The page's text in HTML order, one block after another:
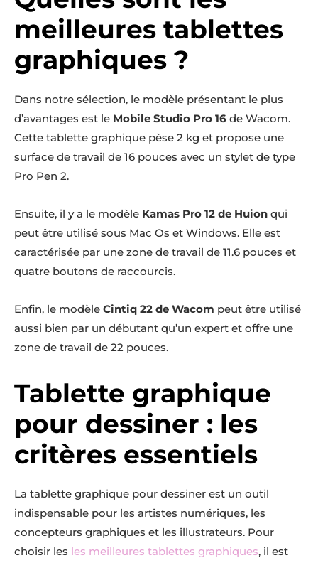
meilleures tablettes
graphiques ?
Dans notre sélection, le modèle présentant le plus
d’avantages est le Mobile Studio Pro 16 de Wacom.
Cette tablette graphique pèse 2 kg et propose une
surface de travail de 16 pouces avec un stylet de type
Pro Pen 2.
Ensuite, il y a le modèle Kamas Pro 12 de Huion qui
peut être utilisé sous Mac Os et Windows. Elle est
caractérisée par une zone de travail de 11.6 pouces et
quatre boutons de raccourcis.
Enfin, le modèle Cintiq 22 de Wacom peut être utilisé
aussi bien par un débutant qu’un expert et offre une
zone de travail de 22 pouces.
Tablette graphique
pour dessiner : les
critères essentiels
La tablette graphique pour dessiner est un outil
indispensable pour les artistes numériques, les
concepteurs graphiques et les illustrateurs. Pour
choisir les les meilleures tablettes graphiques, il est